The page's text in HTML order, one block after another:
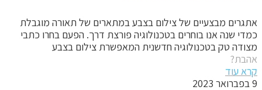
מבצעיים של צילום בצבע במתארים של תאורה מוגבלת
שנה אנו בוחרים בטכנולוגיה פורצת דרך. הפעם בחרו כתבי
טק בטכנולוגיה חדשנית המאפשרת צילום בצבע
עוד